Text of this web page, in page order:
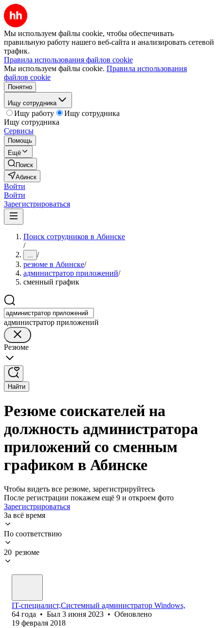
Мы используем файлы cookie, чтобы обеспечивать
правильную работу нашего веб-сайта и анализировать сетевой
трафик.
Правила использования файлов cookie
Мы используем файлы cookie. Правила использования
файлов cookie
Понятно
Ищу сотрудника
Ищу работу
Ищу сотрудника
Ищу сотрудника
Сервисы
Помощь
Ещё
Поиск
Абинск
Войти
Войти
Зарегистрироваться
Поиск сотрудников в Абинске
/
... /
резюме в Абинске/
администратор приложений/
сменный график
администратор приложений
Резюме
Найти
Резюме соискателей на
должность администратора
приложений со сменным
графиком в Абинске
Чтобы видеть все резюме, зарегистрируйтесь
После регистрации покажем ещё 9 и откроем фото
Зарегистрироваться
За всё время
По соответствию
20 резюме
IT-специалист,Системный администратор Windows,
64 года • Был 3 июня 2023 • Обновлено
19 февраля 2018